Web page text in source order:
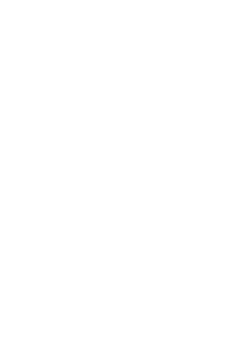
bazén (10.00-19.00 hod, 16+ let), lehátka,